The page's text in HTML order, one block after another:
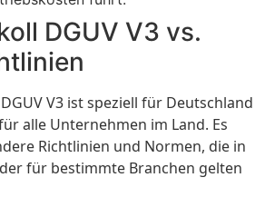
DGUV V3 vs.
V3 ist speziell für Deutschland
alle Unternehmen im Land. Es
Richtlinien und Normen, die in
für bestimmte Branchen gelten